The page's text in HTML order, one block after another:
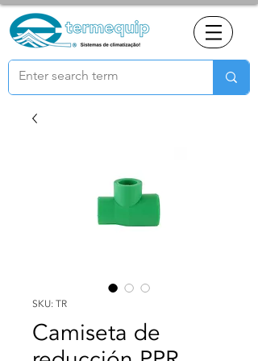
SKU: TR
Camiseta de